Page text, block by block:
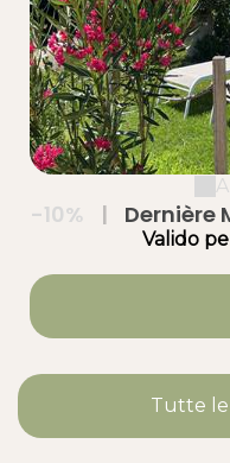
-10% | Dernière
Valido
Tutte le